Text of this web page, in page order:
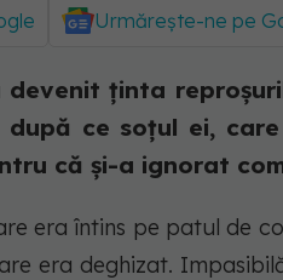
Urmărește-ne pe
ținta
după ce soțul ei,
că și-a ignorat
era întins pe patul de
era deghizat.